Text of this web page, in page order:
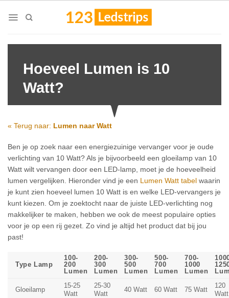
Hoeveel Lumen is 10
Watt?
« Terug naar: Lumen naar Watt
Ben je op zoek naar een energiezuinige vervanger voor je oude
verlichting van 10 Watt? Als je bijvoorbeeld een gloeilamp van 10
Watt wilt vervangen door een LED-lamp, moet je de hoeveelheid
lumen vergelijken. Hieronder vind je een Lumen Watt tabel waarin
je kunt zien hoeveel lumen 10 Watt is en welke LED-vervangers je
kunt kiezen. Om je zoektocht naar de juiste LED-verlichting nog
makkelijker te maken, hebben we ook de meest populaire opties
voor je op een rij gezet. Zo vind je altijd het product dat bij jou
past!
Type Lamp
100-
200
Lumen
200-
300
Lumen
300-
500
Lumen
500-
700
Lumen
700-
1000
Lumen
Gloeilamp
15-25
Watt
25-30
Watt
40 Watt 60 Watt 75 Watt
120
Watt